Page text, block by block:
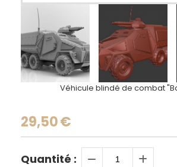
Véhicule blindé de combat
29,50€
Quantité :